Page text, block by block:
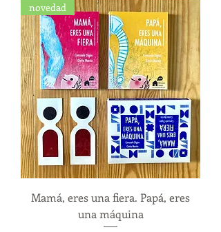
novedad
Mamá, eres una fiera. Papá, eres
una máquina